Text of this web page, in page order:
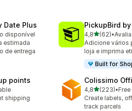
Date Plus
disponível
estimada
de entrega
PickupBird
4,8de 5 estrelas
(62)
62 avaliações
•
Adicione vários
loja e imprima
Built for
points
shipping
Colissimo
4,8de 5 estrelas
(223)
223 avaliações
•
Create labels,
track parcels